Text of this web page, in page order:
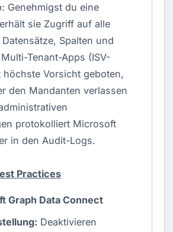
Genehmigst du eine
sie Zugriff auf alle
Spalten und
Tenant-Apps (ISV-
höchste Vorsicht geboten,
den Mandanten verlassen
protokolliert Microsoft
in den Audit-Logs.
Practices
Graph Data Connect
Deaktivieren